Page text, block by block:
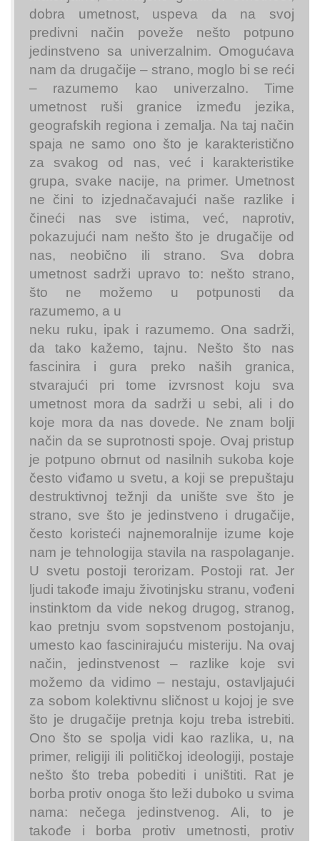
dobra umetnost, uspeva da na svoj
predivni način poveže nešto potpuno
jedinstveno sa univerzalnim. Omogućava
nam da drugačije – strano, moglo bi se reći
– razumemo kao univerzalno. Time
umetnost ruši granice između jezika,
geografskih regiona i zemalja. Na taj način
spaja ne samo ono što je karakteristično
za svakog od nas, već i karakteristike
grupa, svake nacije, na primer. Umetnost
ne čini to izjednačavajući naše razlike i
čineći nas sve istima, već, naprotiv,
pokazujući nam nešto što je drugačije od
nas, neobično ili strano. Sva dobra
umetnost sadrži upravo to: nešto strano,
što ne možemo u potpunosti da
razumemo, a u
neku ruku, ipak i razumemo. Ona sadrži,
da tako kažemo, tajnu. Nešto što nas
fascinira i gura preko naših granica,
stvarajući pri tome izvrsnost koju sva
umetnost mora da sadrži u sebi, ali i do
koje mora da nas dovede. Ne znam bolji
način da se suprotnosti spoje. Ovaj pristup
je potpuno obrnut od nasilnih sukoba koje
često viđamo u svetu, a koji se prepuštaju
destruktivnoj težnji da unište sve što je
strano, sve što je jedinstveno i drugačije,
često koristeći najnemoralnije izume koje
nam je tehnologija stavila na raspolaganje.
U svetu postoji terorizam. Postoji rat. Jer
ljudi takođe imaju životinjsku stranu, vođeni
instinktom da vide nekog drugog, stranog,
kao pretnju svom sopstvenom postojanju,
umesto kao fascinirajuću misteriju. Na ovaj
način, jedinstvenost – razlike koje svi
možemo da vidimo – nestaju, ostavljajući
za sobom kolektivnu sličnost u kojoj je sve
što je drugačije pretnja koju treba istrebiti.
Ono što se spolja vidi kao razlika, u, na
primer, religiji ili političkoj ideologiji, postaje
nešto što treba pobediti i uništiti. Rat je
borba protiv onoga što leži duboko u svima
nama: nečega jedinstvenog. Ali, to je
takođe i borba protiv umetnosti, protiv